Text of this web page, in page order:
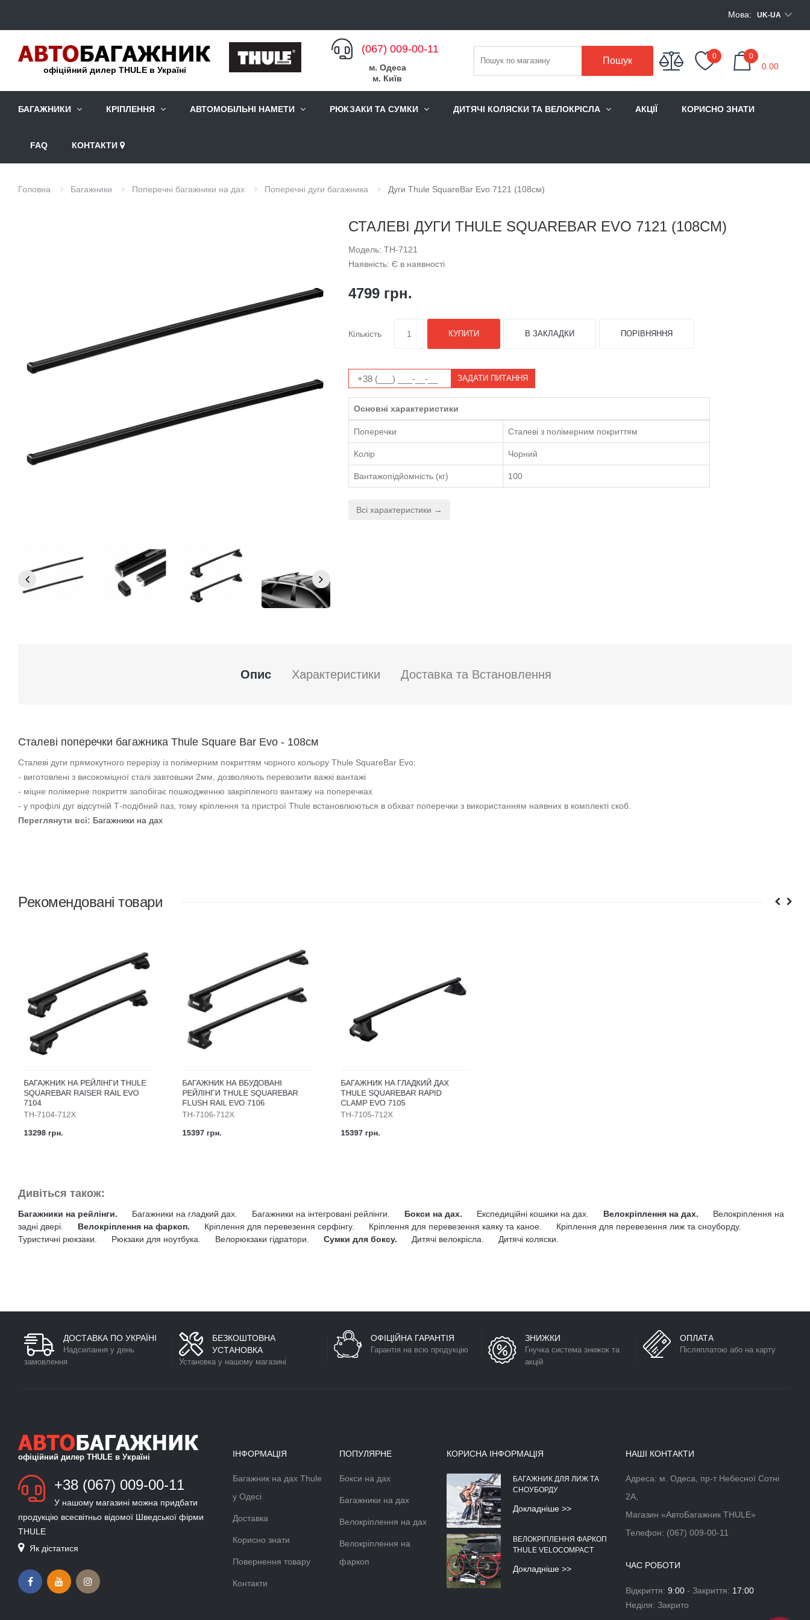
Мова: UK-UA
офіційний дилер THULE в Україні
(067) 009-00-11
м. Одеса
м. Київ
Пошук 0 0
0.00
БАГАЖНИКИ КРІПЛЕННЯ АВТОМОБІЛЬНІ НАМЕТИ РЮКЗАКИ ТА СУМКИ ДИТЯЧІ КОЛЯСКИ ТА ВЕЛОКРІСЛА АКЦІЇ КОРИСНО ЗНАТИ
FAQ КОНТАКТИ
Головна Багажники Поперечні багажники на дах Поперечні дуги багажника Дуги Thule SquareBar Evo 7121 (108см)
СТАЛЕВІ ДУГИ THULE SQUAREBAR EVO 7121 (108СМ)
Модель: TH-7121
Наявність: Є в наявності
4799 грн.
Кількість КУПИТИ В ЗАКЛАДКИ ПОРІВНЯННЯ
ЗАДАТИ ПИТАННЯ
Основні характеристики
Поперечки Сталеві з полімерним покриттям
Колір Чорний
Вантажопідйомність (кг) 100
Всі характеристики →
Опис Характеристики Доставка та Встановлення
Сталеві поперечки багажника Thule Square Bar Evo - 108см
Сталеві дуги прямокутного перерізу із полімерним покриттям чорного кольору Thule SquareBar Evo:
- виготовлені з високоміцної сталі завтовшки 2мм, дозволяють перевозити важкі вантажі
- міцне полімерне покриття запобігає пошкодженню закріпленого вантажу на поперечках
- у профілі дуг відсутній Т-подібний паз, тому кріплення та пристрої Thule встановлюються в обхват поперечки з використанням наявних в комплекті скоб.
Переглянути всі: Багажники на дах
Рекомендовані товари
БАГАЖНИК НА РЕЙЛІНГИ THULE
SQUAREBAR RAISER RAIL EVO
7104
БАГАЖНИК НА ВБУДОВАНІ
РЕЙЛІНГИ THULE SQUAREBAR
FLUSH RAIL EVO 7106
БАГАЖНИК НА ГЛАДКИЙ ДАХ
THULE SQUAREBAR RAPID
CLAMP EVO 7105
Дивіться також:
Багажники на рейлінги. Багажники на гладкий дах. Багажники на інтегровані рейлінги. Бокси на дах. Експедиційні кошики на дах. Велокріплення на дах.
Велокріплення на
задні двері.
Велокріплення на фаркоп. Кріплення для перевезення серфінгу. Кріплення для перевезення каяку та каное.
Кріплення для перевезення лиж та сноуборду.
Туристичні рюкзаки.
Рюкзаки для ноутбука. Велорюкзаки гідратори. Сумки для боксу. Дитячі велокрісла. Дитячі коляски.
ДОСТАВКА ПО УКРАЇНІ
Надсилання у день
замовлення
БЕЗКОШТОВНА
УСТАНОВКА
Установка у нашому магазині
ОФІЦІЙНА ГАРАНТІЯ
Гарантія на всю продукцію
ЗНИЖКИ
Гнучка система знижок та
акцій
ОПЛАТА
Післяплатою або на карту
офіційний дилер THULE в Україні
+38 (067) 009-00-11
У нашому магазині можна придбати
продукцію всесвітньо відомої Шведської фірми
THULE
Як дістатися
ІНФОРМАЦІЯ
Багажник на дах Thule
у Одесі
Доставка
Корисно знати
Повернення товару
Контакти
ПОПУЛЯРНЕ
Бокси на дах
Багажники на дах
Велокріплення на дах
Велокріплення на
фаркоп
КОРИСНА ІНФОРМАЦІЯ
БАГАЖНИК ДЛЯ ЛИЖ ТА
СНОУБОРДУ
Докладніше >>
ВЕЛОКРІПЛЕННЯ ФАРКОП
АЕРОДИНАМІЧНІЙ БОКС НА
БАГАЖНИК ДЛЯ ЛИЖ ТА
СНОУБОРДУ
Докладніше >>
ВЕЛОКРІПЛЕННЯ ФАРКОП
THULE VELOCOMPACT
Докладніше >>
АЕРОДИНАМІЧНІЙ БОКС НА
НАШІ КОНТАКТИ
Адреса: м. Одеса, пр-т Небесної Сотні
2А,
Магазин «АвтоБагажник THULE»
Телефон: (067) 009-00-11
ЧАС РОБОТИ
Відкриття: 9:00- Закриття: 17:00
Неділя: Закрито